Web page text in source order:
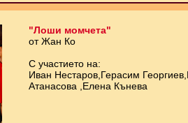
"Лоши момчета"
от Жан Ко
С участието на:
Иван Нестаров,Герасим
Атанасова ,Елена Кънева